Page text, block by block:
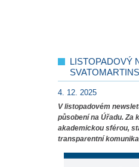
LISTOPADOVÝ
4. 12. 2025
V listopadovém
působení na Úřadu. Za
akademickou sférou,
transparentní